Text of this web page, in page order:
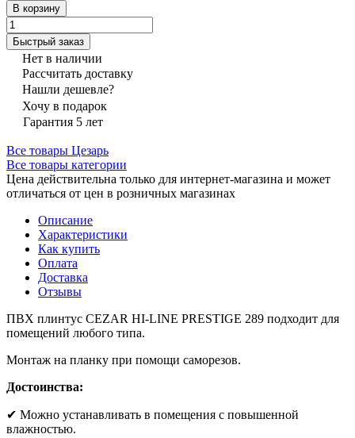
В корзину
Быстрый заказ
Нет в наличии
Рассчитать доставку
Нашли дешевле?
Хочу в подарок
Гарантия 5 лет
Все товары Цезарь
Все товары категории
Цена действительна только для интернет-магазина и может
отличаться от цен в розничных магазинах
Описание
Характеристики
Как купить
Оплата
Доставка
Отзывы
ПВХ плинтус CEZAR HI-LINE PRESTIGE 289 подходит для
помещений любого типа.
Монтаж на планку при помощи саморезов.
Достоинства:
✔ Можно устанавливать в помещения с повышенной
влажностью.